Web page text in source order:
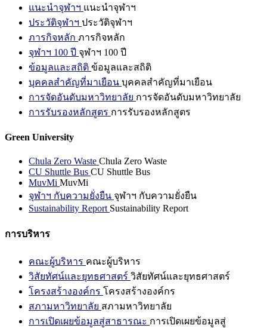
แนะนำจุฬาฯ แนะนำจุฬาฯ
ประวัติจุฬาฯ ประวัติจุฬาฯ
ภารกิจหลัก ภารกิจหลัก
จุฬาฯ 100 ปี จุฬาฯ 100 ปี
ข้อมูลและสถิติ ข้อมูลและสถิติ
บุคคลสำคัญที่มาเยือน บุคคลสำคัญที่มาเยือน
การจัดอันดับมหาวิทยาลัย การจัดอันดับมหาวิทยาลัย
การรับรองหลักสูตร การรับรองหลักสูตร
Green University
Chula Zero Waste Chula Zero Waste
CU Shuttle Bus CU Shuttle Bus
MuvMi MuvMi
จุฬาฯ กับความยั่งยืน จุฬาฯ กับความยั่งยืน
Sustainability Report Sustainability Report
การบริหาร
คณะผู้บริหาร คณะผู้บริหาร
วิสัยทัศน์และยุทธศาสตร์ วิสัยทัศน์และยุทธศาสตร์
โครงสร้างองค์กร โครงสร้างองค์กร
สภามหาวิทยาลัย สภามหาวิทยาลัย
การเปิดเผยข้อมูลสู่สาธารณะ การเปิดเผยข้อมูลสู่